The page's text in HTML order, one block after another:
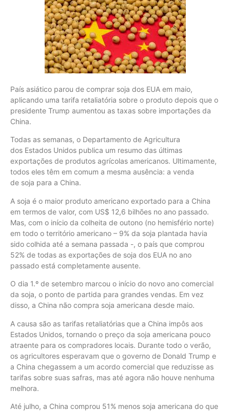
País asiático parou de comprar soja dos EUA em maio,
aplicando uma tarifa retaliatória sobre o produto depois que o
presidente Trump aumentou as taxas sobre importações da
China.
Todas as semanas, o Departamento de Agricultura
dos Estados Unidos publica um resumo das últimas
exportações de produtos agrícolas americanos. Ultimamente,
todos eles têm em comum a mesma ausência: a venda
de soja para a China.
A soja é o maior produto americano exportado para a China
em termos de valor, com US$ 12,6 bilhões no ano passado.
Mas, com o início da colheita de outono (no hemisfério norte)
em todo o território americano – 9% da soja plantada havia
sido colhida até a semana passada -, o país que comprou
52% de todas as exportações de soja dos EUA no ano
passado está completamente ausente.
O dia 1.º de setembro marcou o início do novo ano comercial
da soja, o ponto de partida para grandes vendas. Em vez
disso, a China não compra soja americana desde maio.
A causa são as tarifas retaliatórias que a China impôs aos
Estados Unidos, tornando o preço da soja americana pouco
atraente para os compradores locais. Durante todo o verão,
os agricultores esperavam que o governo de Donald Trump e
a China chegassem a um acordo comercial que reduzisse as
tarifas sobre suas safras, mas até agora não houve nenhuma
melhora.
Até julho, a China comprou 51% menos soja americana do que